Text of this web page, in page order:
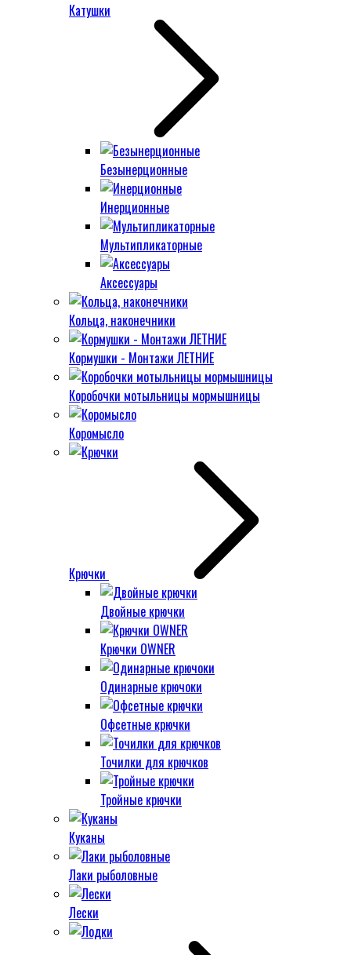
Катушки
Безынерционные
Инерционные
Мультипликаторные
Аксессуары
Кольца, наконечники
Кормушки - Монтажи ЛЕТНИЕ
Коробочки мотыльницы мормышницы
Коромысло
Крючки
Двойные крючки
Крючки OWNER
Одинарные крючоки
Офсетные крючки
Точилки для крючков
Тройные крючки
Куканы
Лаки рыболовные
Лески